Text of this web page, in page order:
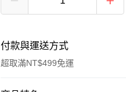
付款與運送方式
超取滿NT$499免運